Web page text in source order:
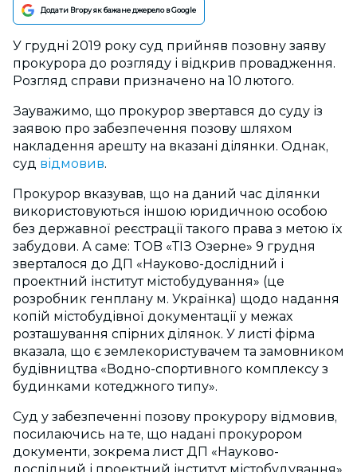
Додати Вгору як бажане джерело в Google
У грудні 2019 року суд прийняв позовну заяву
прокурора до розгляду і відкрив провадження.
Розгляд справи призначено на 10 лютого.
Зауважимо, що прокурор звертався до суду із
заявою про забезпечення позову шляхом
накладення арешту на вказані ділянки. Однак,
суд відмовив.
Прокурор вказував, що на даний час ділянки
використовуються іншою юридичною особою
без державної реєстрації такого права з метою їх
забудови. А саме: TOB «ТІЗ Озерне» 9 грудня
зверталося до ДП «Науково-дослідний і
проектний інститут містобудування» (це
розробник генплану м. Українка) щодо надання
копій містобудівної документації у межах
розташування спірних ділянок. У листі фірма
вказала, що є землекористувачем та замовником
будівництва «Водно-спортивного комплексу з
будинками котеджного типу».
Суд у забезпеченні позову прокурору відмовив,
посилаючись на те, що надані прокурором
документи, зокрема лист ДП «Науково-